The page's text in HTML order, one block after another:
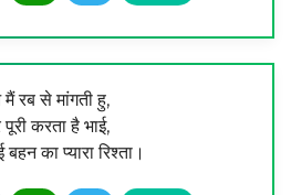
रब से मांगती हु,
करता है भाई,
बहन का प्यारा रिश्ता।